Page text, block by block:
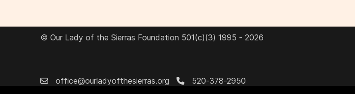
© Our Lady of the Sierras Foundation 501(c)(3) 1995 - 2026
office@ourladyofthesierras.org 520-378-2950